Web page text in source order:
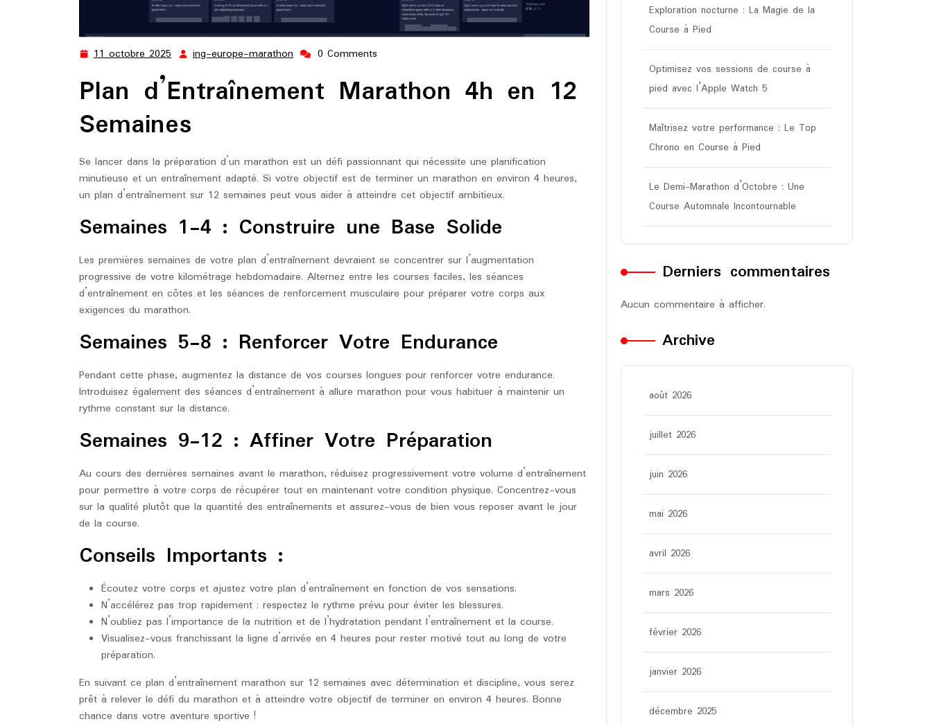
11 octobre 2025 11
2025
ing-europe-marathon ing-
marathon
0 Comments
Plan d’Entraînement Marathon 4h en 12
Semaines
Se lancer dans la préparation d’un marathon est un défi passionnant qui nécessite une planification
minutieuse et un entraînement adapté. Si votre objectif est de terminer un marathon en environ 4 heures,
un plan d’entraînement sur 12 semaines peut vous aider à atteindre cet objectif ambitieux.
Semaines 1-4 : Construire une Base Solide
Les premières semaines de votre plan d’entraînement devraient se concentrer sur l’augmentation
progressive de votre kilométrage hebdomadaire. Alternez entre les courses faciles, les séances
d’entraînement en côtes et les séances de renforcement musculaire pour préparer votre corps aux
exigences du marathon.
Semaines 5-8 : Renforcer Votre Endurance
Pendant cette phase, augmentez la distance de vos courses longues pour renforcer votre endurance.
Introduisez également des séances d’entraînement à allure marathon pour vous habituer à maintenir un
rythme constant sur la distance.
Semaines 9-12 : Affiner Votre Préparation
Au cours des dernières semaines avant le marathon, réduisez progressivement votre volume d’entraînement
pour permettre à votre corps de récupérer tout en maintenant votre condition physique. Concentrez-vous
sur la qualité plutôt que la quantité des entraînements et assurez-vous de bien vous reposer avant le jour
de la course.
Conseils Importants :
Écoutez votre corps et ajustez votre plan d’entraînement en fonction de vos sensations.
N’accélérez pas trop rapidement ; respectez le rythme prévu pour éviter les blessures.
N’oubliez pas l’importance de la nutrition et de l’hydratation pendant l’entraînement et la course.
Visualisez-vous franchissant la ligne d’arrivée en 4 heures pour rester motivé tout au long de votre
préparation.
En suivant ce plan d’entraînement marathon sur 12 semaines avec détermination et discipline, vous serez
prêt à relever le défi du marathon et à atteindre votre objectif de terminer en environ 4 heures. Bonne
chance dans votre aventure sportive !
Exploration nocturne : La Magie de la
Course à Pied
Optimisez vos sessions de course à
pied avec l’Apple Watch 5
Maîtrisez votre performance : Le Top
Chrono en Course à Pied
Le Demi-Marathon d’Octobre : Une
Course Automnale Incontournable
Derniers commentaires
Aucun commentaire à afficher.
Archive
août 2026
juillet 2026
juin 2026
mai 2026
avril 2026
mars 2026
février 2026
janvier 2026
décembre 2025